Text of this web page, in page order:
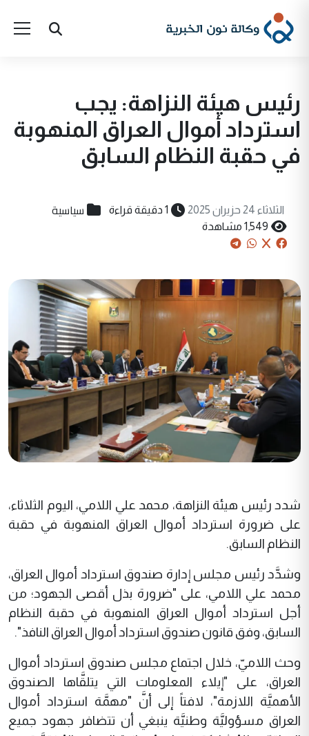
رئيس هيئة النزاهة: يجب
استرداد أموال العراق المنهوبة
في حقبة النظام السابق
الثلاثاء 24 حزيران 2025 1 دقيقة قراءة سياسية
1,549 مشاهدة
شدد رئيس هيئة النزاهة، محمد علي اللامي، اليوم الثلاثاء،
على ضرورة استرداد أموال العراق المنهوبة في حقبة
النظام السابق.
وشدَّد رئيس مجلس إدارة صندوق استرداد أموال العراق،
محمد علي اللامي، على "ضرورة بذل أقصى الجهود؛ من
أجل استرداد أموال العراق المنهوبة في حقبة النظام
السابق، وفق قانون صندوق استرداد أموال العراق النافذ".
وحث اللاميّ، خلال اجتماع مجلس صندوق استرداد أموال
العراق، على "إيلاء المعلومات التي يتلقَّاها الصندوق
الأهميَّة اللازمة"، لافتاً إلى أنَّ "مهمَّة استرداد أموال
العراق مسؤوليَّة وطنيَّة ينبغي أن تتضافر جهود جميع